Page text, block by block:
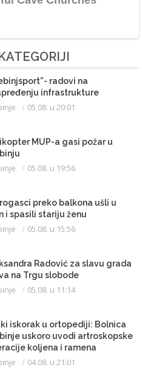
radovi na
infrastrukture
05.08. u 20:01
MUP-a gasi požar u
05.08. u 19:56
preko balkona ušli u
i spasili stariju ženu
05.08. u 15:56
Radović za slavu grada
na Trgu slobode
05.08. u 11:14
iskorak u ortopediji: Bolnica
uskoro uvodi artroskopske
koljena i ramena
04.08. u 21:01